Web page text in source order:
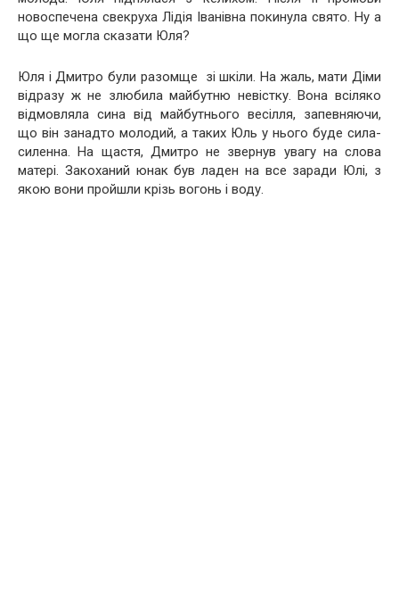
новоспечена свекруха Лідія Іванівна покинула свято. Ну а
що ще могла сказати Юля?
Юля і Дмитро були разомще зі шкіли. На жаль, мати Діми
відразу ж не злюбила майбутню невістку. Вона всіляко
відмовляла сина від майбутнього весілля, запевняючи,
що він занадто молодий, а таких Юль у нього буде сила-
силенна. На щастя, Дмитро не звернув увагу на слова
матері. Закоханий юнак був ладен на все заради Юлі, з
якою вони пройшли крізь вогонь і воду.